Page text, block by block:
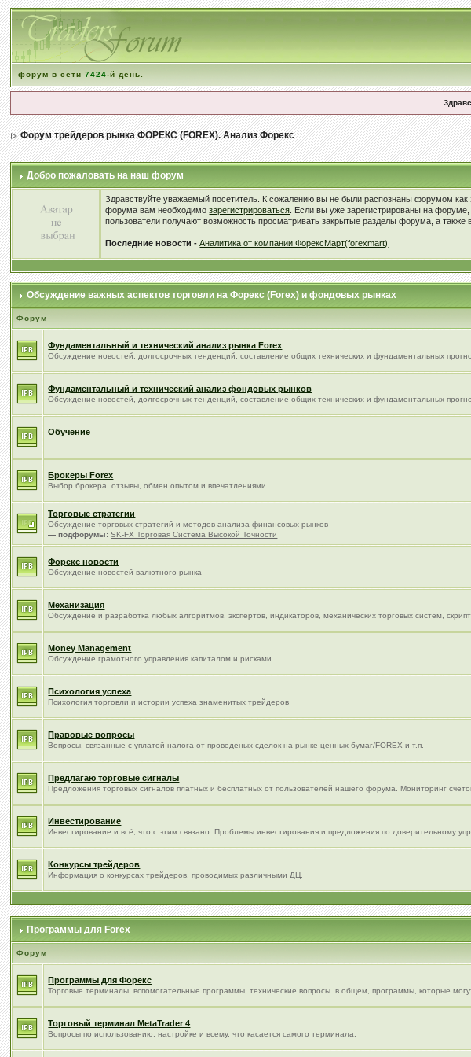
форум в сети7424-й день.
Форум трейдеров рынка ФОРЕКС (FOREX). Анализ Форекс
Добро пожаловать на наш форум
Здравствуйте уважаемый посетитель. К сожалению вы не были распознаны форумом как
форума вам необходимозарегистрироваться . Если вы уже зарегистрированы на
пользователи получают возможность просматривать закрытые разделы форума, а
Последние новости -Аналитика от компании ФорексМарт(forexmart)
Обсуждение важных аспектов торговли на Форекс (Forex) и фондовых рынках
Форум
Фундаментальный и технический анализ рынка Forex
Обсуждение новостей, долгосрочных тенденций, составление общих технических и фундаментальных
Фундаментальный и технический анализ фондовых рынков
Обсуждение новостей, долгосрочных тенденций, составление общих технических и фундаментальных
Обучение
Брокеры Forex
Выбор брокера, отзывы, обмен опытом и впечатлениями
Торговые стратегии
Обсуждение торговых стратегий и методов анализа финансовых рынков
— подфорумы: SK-FX Торговая Система Высокой Точности
Форекс новости
Обсуждение новостей валютного рынка
Механизация
Обсуждение и разработка любых алгоритмов, экспертов, индикаторов, механических торговых систем,
Money Management
Обсуждение грамотного управления капиталом и рисками
Психология успеха
Психология торговли и истории успеха знаменитых трейдеров
Правовые вопросы
Вопросы, связанные с уплатой налога от проведеных сделок на рынке ценных бумаг/FOREX и т.п.
Предлагаю торговые сигналы
Предложения торговых сигналов платных и бесплатных от пользователей нашего форума. Мониторинг
Инвестирование
Инвестирование и всё, что с этим связано. Проблемы инвестирования и предложения по доверительному
Конкурсы трейдеров
Информация о конкурсах трейдеров, проводимых различными ДЦ.
Программы для Forex
Форум
Программы для Форекс
Торговые терминалы, вспомогательные программы, технические вопросы. в общем, программы, которые
Торговый терминал МetaTrader 4
Вопросы по использованию, настройке и всему, что касается самого терминала.